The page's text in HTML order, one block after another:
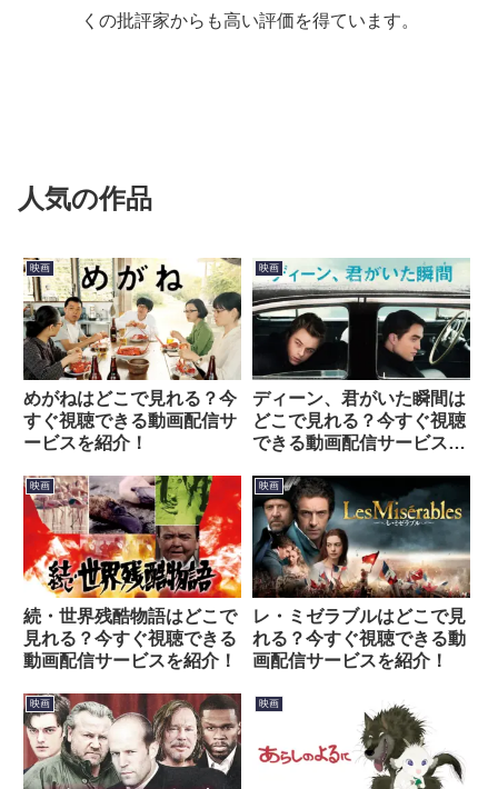
くの批評家からも高い評価を得ています。
人気の作品
映画
めがねはどこで見れる？今
すぐ視聴できる動画配信サ
ービスを紹介！
映画
ディーン、君がいた瞬間は
どこで見れる？今すぐ視聴
できる動画配信サービスを
映画
続・世界残酷物語はどこで
見れる？今すぐ視聴できる
動画配信サービスを紹介！
映画
レ・ミゼラブルはどこで見
れる？今すぐ視聴できる動
画配信サービスを紹介！
映画 映画